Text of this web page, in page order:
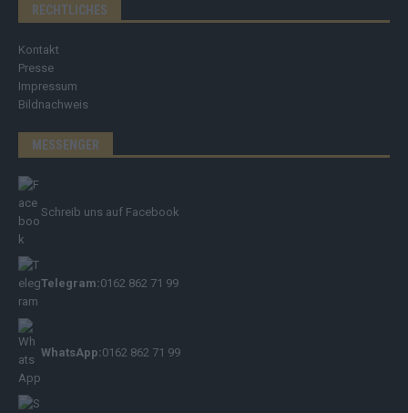
RECHTLICHES
Kontakt
Presse
Impressum
Bildnachweis
MESSENGER
Schreib uns auf Facebook
Telegram:0162 862 71 99
WhatsApp:0162 862 71 99